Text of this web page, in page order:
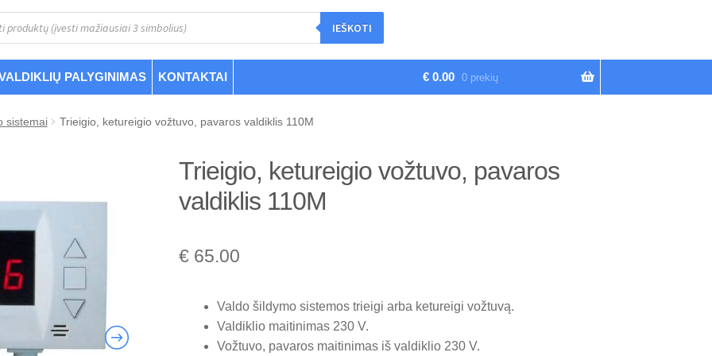
IEŠKOTI
PALYGINIMAS KONTAKTAI €0.00 0 prekių
sistemai Trieigio, ketureigio vožtuvo, pavaros valdiklis 110M
Trieigio, ketureigio vožtuvo, pavaros
valdiklis 110M
€65.00
Valdo šildymo sistemos trieigi arba ketureigi vožtuvą.
Valdiklio maitinimas 230 V.
Vožtuvo, pavaros maitinimas iš valdiklio 230 V.